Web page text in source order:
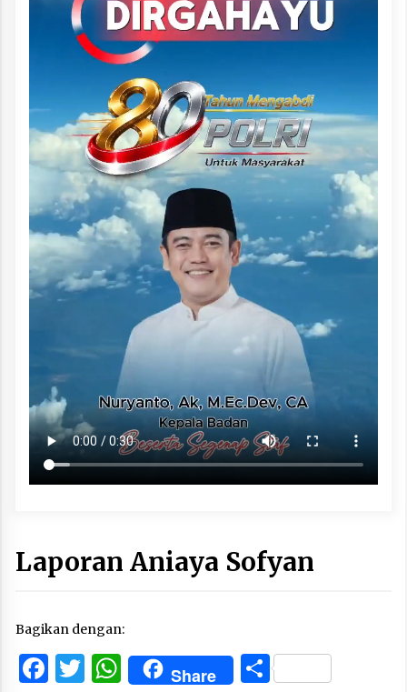
Laporan Aniaya Sofyan
Bagikan dengan:
Facebook
Twitter
WhatsApp
Share Share